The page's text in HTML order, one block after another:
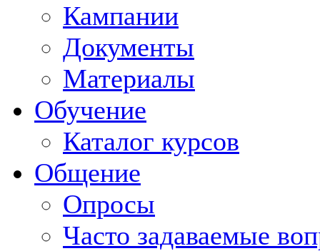
Кампании
Документы
Материалы
Обучение
Каталог курсов
Общение
Опросы
Часто задаваемые